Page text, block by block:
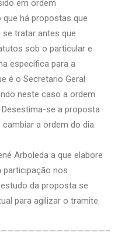
em ordem
há propostas que
se tratar antes que
sob o particular e
específica para a
é o Secretario Geral
neste caso a ordem
se a proposta
cambiar a ordem do dia.
Arboleda a que elabore
participação nos
da proposta se
para agilizar o tramite.